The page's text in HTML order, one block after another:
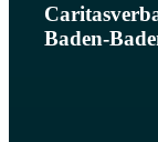
Baden-